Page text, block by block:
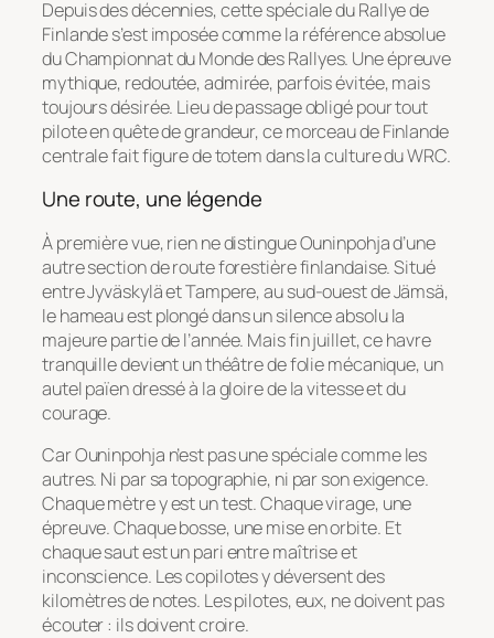
Depuis des décennies, cette spéciale du Rallye de
Finlande s’est imposée comme la référence absolue
du Championnat du Monde des Rallyes. Une épreuve
mythique, redoutée, admirée, parfois évitée, mais
toujours désirée. Lieu de passage obligé pour tout
pilote en quête de grandeur, ce morceau de Finlande
centrale fait figure de totem dans la culture du WRC.
Une route, une légende
À première vue, rien ne distingue Ouninpohja d’une
autre section de route forestière finlandaise. Situé
entre Jyväskylä et Tampere, au sud-ouest de Jämsä,
le hameau est plongé dans un silence absolu la
majeure partie de l’année. Mais fin juillet, ce havre
tranquille devient un théâtre de folie mécanique, un
autel païen dressé à la gloire de la vitesse et du
courage.
Car Ouninpohja n’est pas une spéciale comme les
autres. Ni par sa topographie, ni par son exigence.
Chaque mètre y est un test. Chaque virage, une
épreuve. Chaque bosse, une mise en orbite. Et
chaque saut est un pari entre maîtrise et
inconscience. Les copilotes y déversent des
kilomètres de notes. Les pilotes, eux, ne doivent pas
écouter : ils doivent croire.